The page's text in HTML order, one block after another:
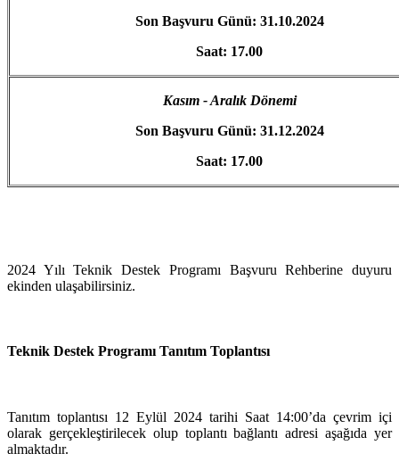
Son Başvuru Günü: 31.10.2024
Saat: 17.00
Kasım - Aralık Dönemi
Son Başvuru Günü: 31.12.2024
Saat: 17.00
2024 Yılı Teknik Destek Programı Başvuru Rehberine duyuru
ekinden ulaşabilirsiniz.
Teknik Destek Programı Tanıtım Toplantısı
Tanıtım toplantısı 12 Eylül 2024 tarihi Saat 14:00’da çevrim içi
olarak gerçekleştirilecek olup toplantı bağlantı adresi aşağıda yer
almaktadır.